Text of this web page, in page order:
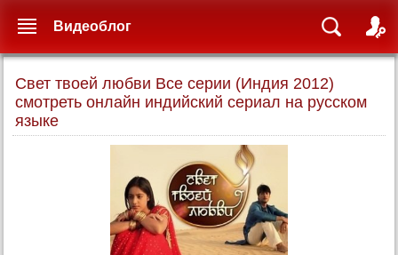
Свет твоей любви Все серии (Индия 2012)
смотреть онлайн индийский сериал на русском
языке
Видеоблог